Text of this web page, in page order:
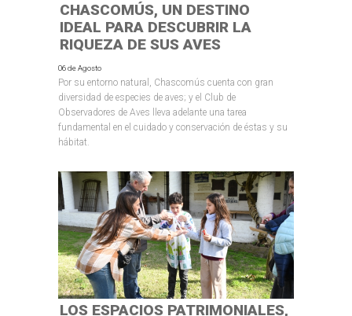
CHASCOMÚS, UN DESTINO
IDEAL PARA DESCUBRIR LA
RIQUEZA DE SUS AVES
06 de Agosto
Por su entorno natural, Chascomús cuenta con gran
diversidad de especies de aves; y el Club de
Observadores de Aves lleva adelante una tarea
fundamental en el cuidado y conservación de éstas y su
hábitat.
LOS ESPACIOS PATRIMONIALES,